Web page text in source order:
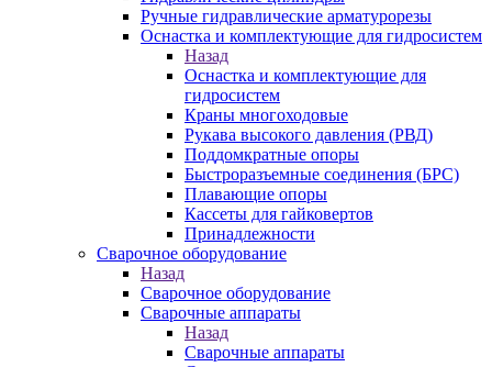
Ручные гидравлические арматурорезы
Оснастка и комплектующие для гидросистем
Назад
Оснастка и комплектующие для
гидросистем
Краны многоходовые
Рукава высокого давления (РВД)
Поддомкратные опоры
Быстроразъемные соединения (БРС)
Плавающие опоры
Кассеты для гайковертов
Принадлежности
Сварочное оборудование
Назад
Сварочное оборудование
Сварочные аппараты
Назад
Сварочные аппараты